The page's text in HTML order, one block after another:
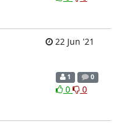
22 Jun '21
1 0
0 0